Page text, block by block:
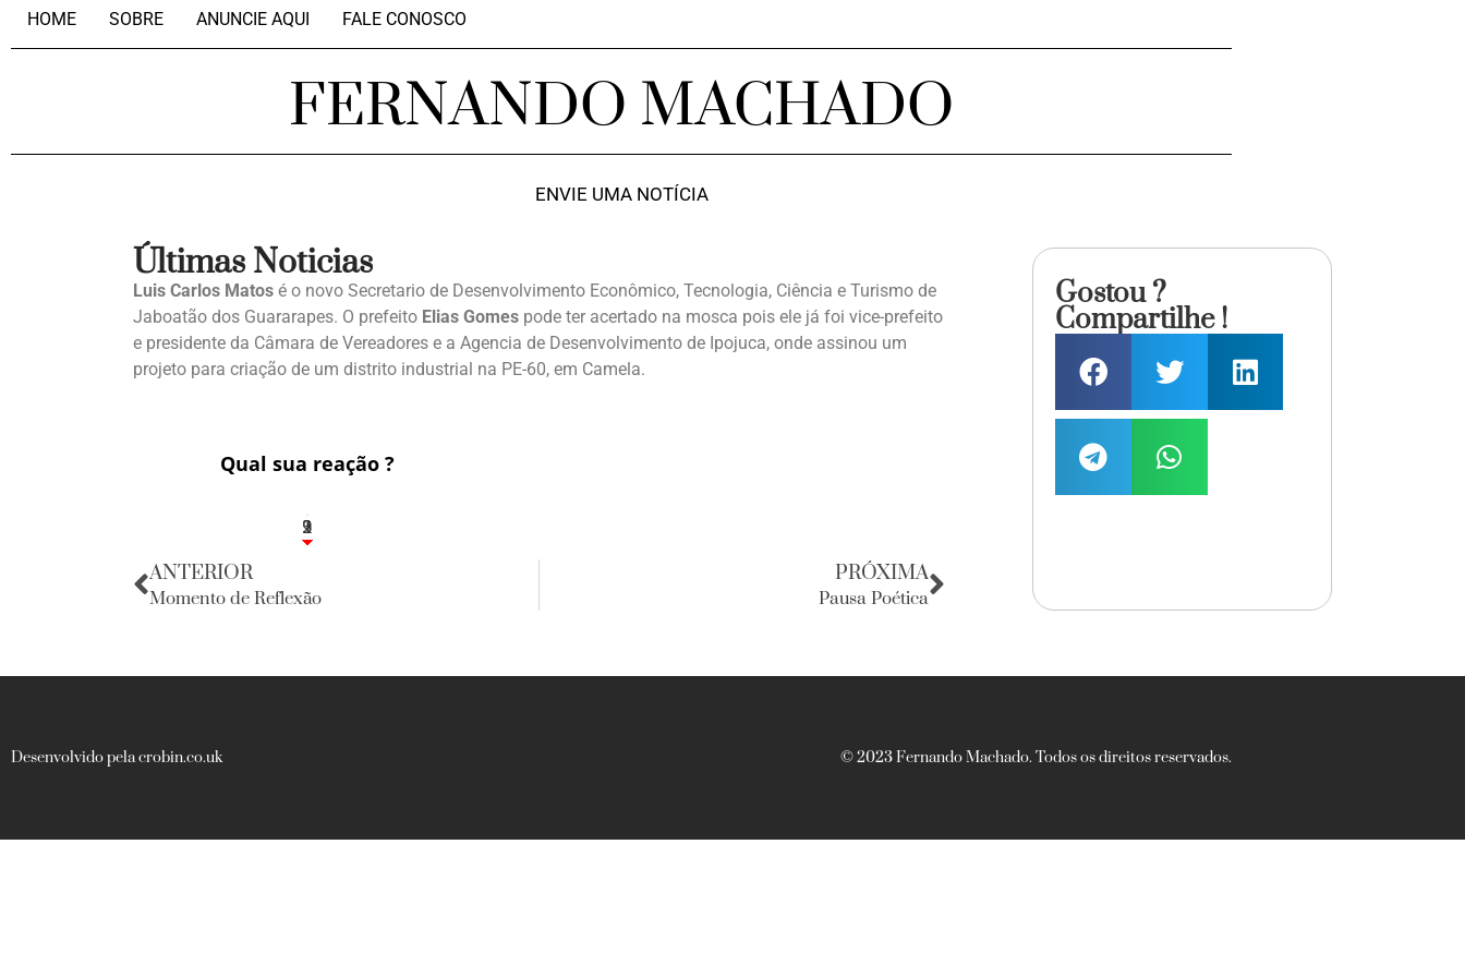
HOME SOBRE ANUNCIE AQUI FALE CONOSCO
FERNANDO MACHADO
ENVIE UMA NOTÍCIA
Últimas Noticias
Luis Carlos Matos é o novo Secretario de Desenvolvimento Econômico, Tecnologia, Ciência e Turismo de
Jaboatão dos Guararapes. O prefeito Elias Gomes pode ter acertado na mosca pois ele já foi vice-prefeito
e presidente da Câmara de Vereadores e a Agencia de Desenvolvimento de Ipojuca, onde assinou um
projeto para criação de um distrito industrial na PE-60, em Camela.
Qual sua reação ?
3
1
2
9
ANTERIOR
Momento de Reflexão
PRÓXIMA
Pausa Poética
Gostou ?
Compartilhe !
Desenvolvido pela crobin.co.uk © 2023 Fernando Machado. Todos os direitos reservados.